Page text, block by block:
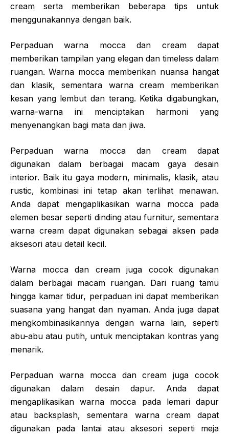
cream serta memberikan beberapa tips untuk
menggunakannya dengan baik.
Perpaduan warna mocca dan cream dapat
memberikan tampilan yang elegan dan timeless dalam
ruangan. Warna mocca memberikan nuansa hangat
dan klasik, sementara warna cream memberikan
kesan yang lembut dan terang. Ketika digabungkan,
warna-warna ini menciptakan harmoni yang
menyenangkan bagi mata dan jiwa.
Perpaduan warna mocca dan cream dapat
digunakan dalam berbagai macam gaya desain
interior. Baik itu gaya modern, minimalis, klasik, atau
rustic, kombinasi ini tetap akan terlihat menawan.
Anda dapat mengaplikasikan warna mocca pada
elemen besar seperti dinding atau furnitur, sementara
warna cream dapat digunakan sebagai aksen pada
aksesori atau detail kecil.
Warna mocca dan cream juga cocok digunakan
dalam berbagai macam ruangan. Dari ruang tamu
hingga kamar tidur, perpaduan ini dapat memberikan
suasana yang hangat dan nyaman. Anda juga dapat
mengkombinasikannya dengan warna lain, seperti
abu-abu atau putih, untuk menciptakan kontras yang
menarik.
Perpaduan warna mocca dan cream juga cocok
digunakan dalam desain dapur. Anda dapat
mengaplikasikan warna mocca pada lemari dapur
atau backsplash, sementara warna cream dapat
digunakan pada lantai atau aksesori seperti meja